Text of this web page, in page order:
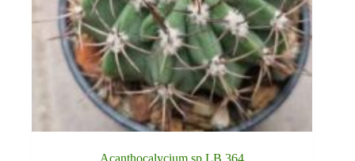
Acanthocalycium sp LB 364